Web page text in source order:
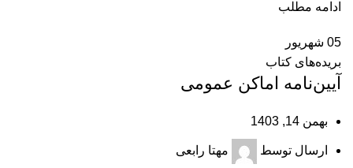
ادامه مطلب
05 شهریور
بریده‌های کتاب
آیین‌‌نامه اماکن عمومی
بهمن 14, 1403
ارسال توسط مهتا رابعی